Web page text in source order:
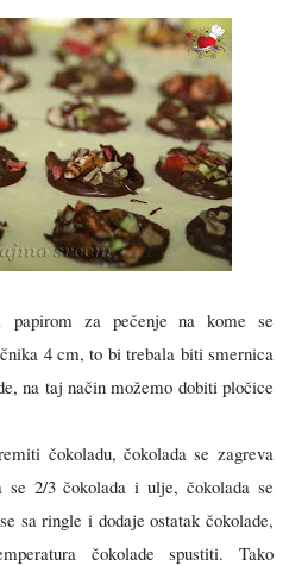
papirom za pečenje na kome se
4 cm, to bi trebala biti smernica
na taj način možemo dobiti pločice
čokoladu, čokolada sezagreva
se 2/3 čokolada i ulje,čokolada se
sa ringle i dodaje ostatak čokolade,
čokolade spustiti. Tako